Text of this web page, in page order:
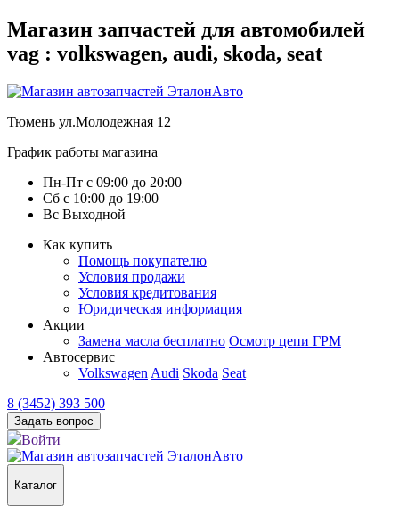
Магазин запчастей для автомобилей
vag : volkswagen, audi, skoda, seat
Тюмень ул.Молодежная 12
График работы магазина
Пн-Пт с 09:00 до 20:00
Сб с 10:00 до 19:00
Вс Выходной
Как купить
Помощь покупателю
Условия продажи
Условия кредитования
Юридическая информация
Акции
Замена масла бесплатно Осмотр цепи ГРМ
Автосервис
Volkswagen Audi Skoda Seat
8 (3452) 393 500
Задать вопрос
Войти
Каталог